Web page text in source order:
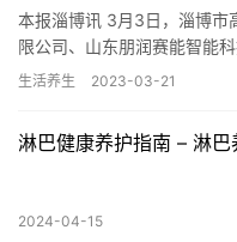
本报淄博讯 3月3日，淄博市
限公司、山东朋润赛能智能
心医院捐赠医用不锈钢产品
生活养生 2023-03-21
淋巴健康养护指南 – 淋巴
2024-04-15